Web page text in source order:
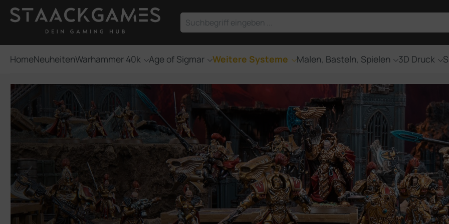
Hauptinhalt springen
Zur Suche springen
HomeNeuheitenWarhammer 40k Age of Sigmar Weitere Systeme Malen, Basteln, Spielen 3D Druck